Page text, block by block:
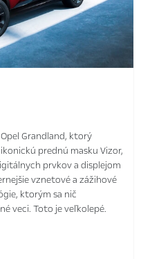
Grandland, ktorý
prednú masku Vizor,
prvkov a displejom
vznetové a zážihové
ktorým sa nič
veci. Toto je veľkolepé.